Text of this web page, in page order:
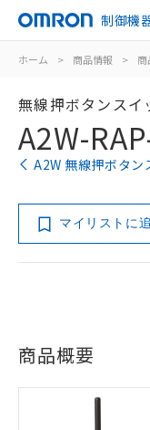
制御機
ホーム > 商品情報 > 商
無線押ボタンスイ
A2W-
A2W 無線押ボタ
マイリストに
商品概要